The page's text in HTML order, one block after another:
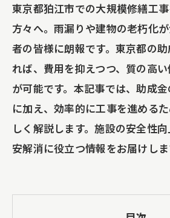
東京都狛江市での大規模修繕工
方々へ。雨漏りや建物の老朽化
者の皆様に朗報です。東京都の
れば、費用を抑えつつ、質の高
が可能です。本記事では、助成
に加え、効率的に工事を進める
しく解説します。施設の安全性
安解消に役立つ情報をお届けしま